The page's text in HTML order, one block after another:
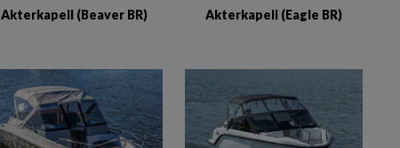
Akterkapell (Beaver BR) Akterkapell (Eagle BR)